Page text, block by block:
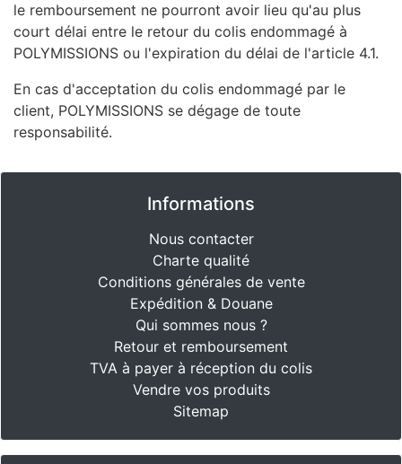
le remboursement ne pourront avoir lieu qu'au plus
court délai entre le retour du colis endommagé à
POLYMISSIONS ou l'expiration du délai de l'article 4.1.
En cas d'acceptation du colis endommagé par le
client, POLYMISSIONS se dégage de toute
responsabilité.
Informations
Nous contacter
Charte qualité
Conditions générales de vente
Expédition & Douane
Qui sommes nous ?
Retour et remboursement
TVA à payer à réception du colis
Vendre vos produits
Sitemap